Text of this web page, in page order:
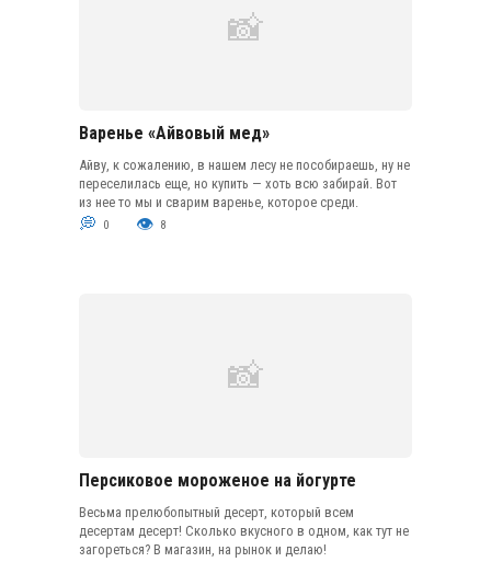
Варенье «Айвовый мед»
Айву, к сожалению, в нашем лесу не пособираешь, ну не
переселилась еще, но купить — хоть всю забирай. Вот
из нее то мы и сварим варенье, которое среди.
0 8
Персиковое мороженое на йогурте
Весьма прелюбопытный десерт, который всем
десертам десерт! Сколько вкусного в одном, как тут не
загореться? В магазин, на рынок и делаю!